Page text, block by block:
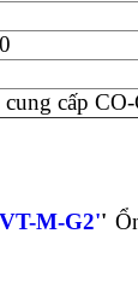
cấp
M-G2''